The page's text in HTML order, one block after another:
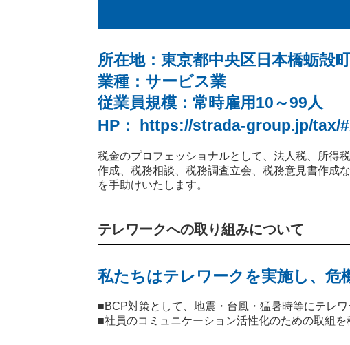
所在地：東京都中央区日本橋蛎殻
業種：サービス業
従業員規模：常時雇用10～99人
HP： https://strada-group.jp/tax/
税金のプロフェッショナルとして、法人税、所得
作成、税務相談、税務調査立会、税務意見書作成
を手助けいたします。
テレワークへの取り組みについて
私たちはテレワークを実施し、危
■BCP対策として、地震・台風・猛暑時等にテレ
■社員のコミュニケーション活性化のための取組